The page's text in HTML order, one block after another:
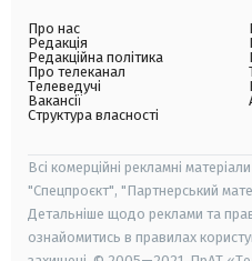
Про нас
Редакція
Редакційна політика
Про телеканал
Телеведучі
Вакансії
Структура власності
Всі комерційні рекламні
"Спецпроєкт", "Партнерський
Детальніше щодо реклами та
ознайомитись в правилах